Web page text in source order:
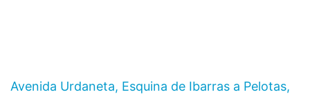
Avenida Urdaneta, Esquina de Ibarras a Pelotas,